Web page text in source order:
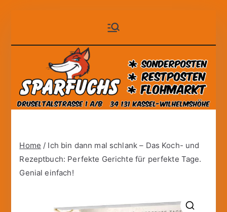
springen
Sparfuchs
– Kassel
Home / Ich bin dann mal schlank – Das Koch- und
Rezeptbuch: Perfekte Gerichte für perfekte Tage.
Genial einfach!